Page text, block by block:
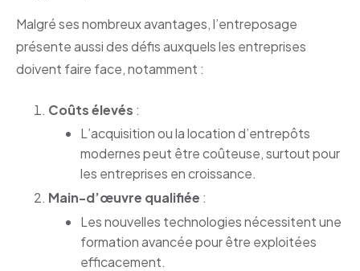
Malgré ses nombreux avantages, l’entreposage
présente aussi des défis auxquels les entreprises
doivent faire face, notamment :
Coûts élevés :
L’acquisition ou la location d’entrepôts
modernes peut être coûteuse, surtout pour
les entreprises en croissance.
Main-d’œuvre qualifiée :
Les nouvelles technologies nécessitent une
formation avancée pour être exploitées
efficacement.